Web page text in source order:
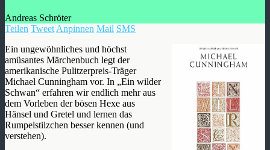
Andreas Schröter
Teilen Tweet Anpinnen Mail SMS
Ein ungewöhnliches und höchst
amüsantes Märchenbuch legt der
amerikanische Pulitzerpreis-Träger
Michael Cunningham vor. In „Ein wilder
Schwan“ erfahren wir endlich mehr aus
dem Vorleben der bösen Hexe aus
Hänsel und Gretel und lernen das
Rumpelstilzchen besser kennen (und
verstehen).